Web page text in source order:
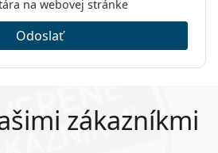
blokuje 85% žiarenia UVA a
napomáha k udržaniu
očí.
Šošovky však nezakrývajú celé
je ideálnou ochranou pred
g
šošovky
na webovej stránke
Odoslať
zákazníkmi